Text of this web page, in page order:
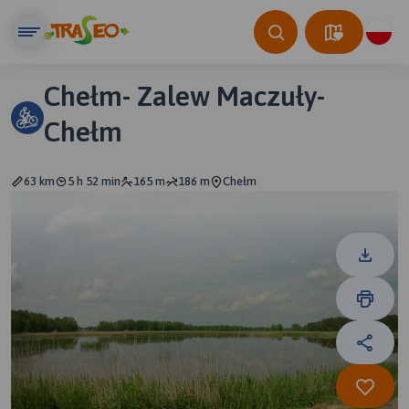
Chełm- Zalew Maczuły-
Chełm
63 km 5 h 52 min 165 m 186 m Chełm